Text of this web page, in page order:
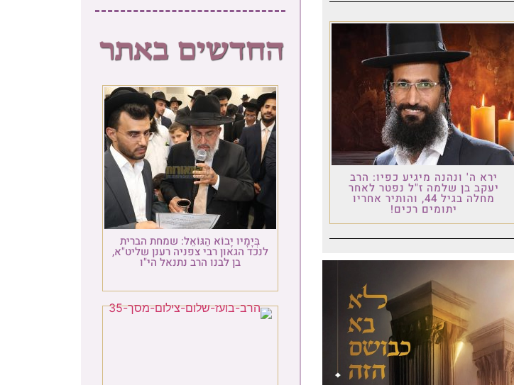
ירא ה' ונהנה מיגיע כפיו: הרב
יעקב בן שלמה ז"ל נפטר לאחר
מחלה בגיל 44, והותיר אחריו
יתומים רכים!
בְּיָמָיו יָבוֹא הַגּוֹאֵל: שמחת הברית
לנכד הגאון רבי צפניה רענן שליט"א,
בן לבנו הרב נתנאל הי"ו